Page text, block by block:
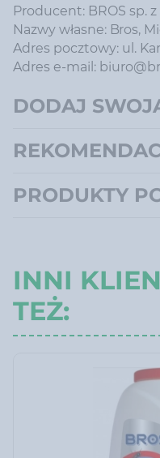
Producent: BROS sp. z
Nazwy własne: Bros,
Adres pocztowy: ul.
Adres e-mail:
DODAJ
PRODUKTY
INNI
TEŻ: